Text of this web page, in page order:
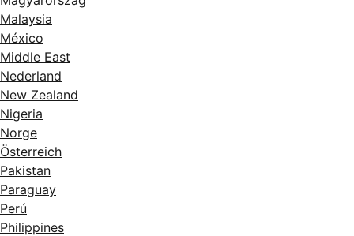
Malaysia
México
Middle East
Nederland
New Zealand
Nigeria
Norge
Österreich
Pakistan
Paraguay
Perú
Philippines